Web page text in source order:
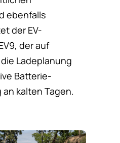
ebenfalls
der EV-
der auf
Ladeplanung
Batterie-
kalten Tagen.